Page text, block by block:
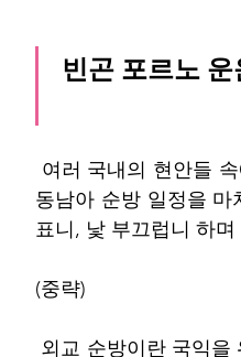
빈곤 포르노
동남아 순방 일정을
표니, 낯 부끄럽니 하
(중략)